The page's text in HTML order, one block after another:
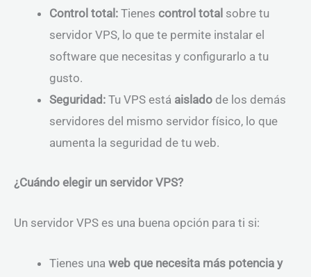
Control total: Tienes control total sobre tu
servidor VPS, lo que te permite instalar el
software que necesitas y configurarlo a tu
gusto.
Seguridad: Tu VPS está aislado de los demás
servidores del mismo servidor físico, lo que
aumenta la seguridad de tu web.
¿Cuándo elegir un servidor VPS?
Un servidor VPS es una buena opción para ti si:
Tienes una web que necesita más potencia y